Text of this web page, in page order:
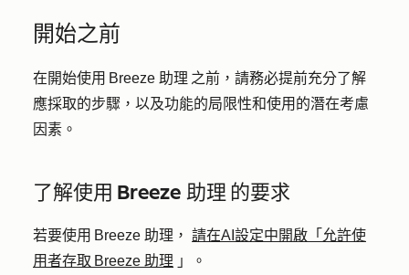
開始之前
在開始使用 Breeze 助理 之前，請務必提前充分了解
應採取的步驟，以及功能的局限性和使用的潛在考慮
因素。
了解使用 Breeze 助理 的要求
若要使用 Breeze 助理， 請在AI設定中開啟「允許使
用者存取 Breeze 助理 」。